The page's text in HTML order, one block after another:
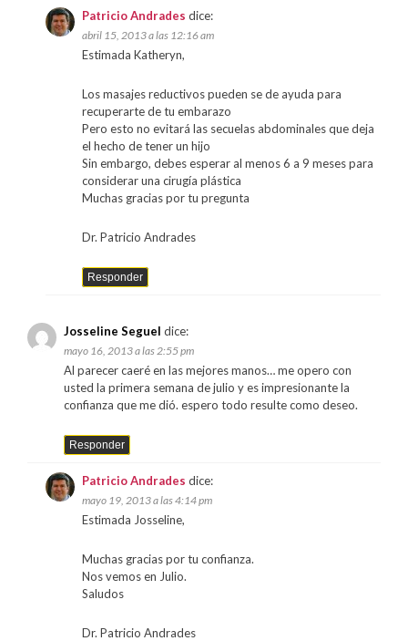
Patricio Andrades dice:
abril 15, 2013 a las 12:16 am
Estimada Katheryn,
Los masajes reductivos pueden se de ayuda para
recuperarte de tu embarazo
Pero esto no evitará las secuelas abdominales que deja
el hecho de tener un hijo
Sin embargo, debes esperar al menos 6 a 9 meses para
considerar una cirugía plástica
Muchas gracias por tu pregunta
Dr. Patricio Andrades
Responder
Josseline Seguel dice:
mayo 16, 2013 a las 2:55 pm
Al parecer caeré en las mejores manos… me opero con
usted la primera semana de julio y es impresionante la
confianza que me dió. espero todo resulte como deseo.
Responder
Patricio Andrades dice:
mayo 19, 2013 a las 4:14 pm
Estimada Josseline,
Muchas gracias por tu confianza.
Nos vemos en Julio.
Saludos
Dr. Patricio Andrades